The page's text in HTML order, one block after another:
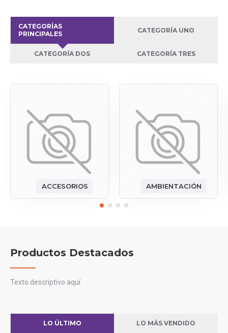
CATEGORÍAS
PRINCIPALES
CATEGORÍA UNO
CATEGORÍA DOS CATEGORÍA TRES
ACCESORIOS AMBIENTACIÓN
Productos Destacados
Texto descriptivo aquí
LO ÚLTIMO LO MÁS VENDIDO